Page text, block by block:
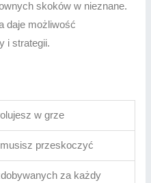
skoków w nieznane.
daje możliwość
i strategii.
w grze
przeskoczyć
za każdy